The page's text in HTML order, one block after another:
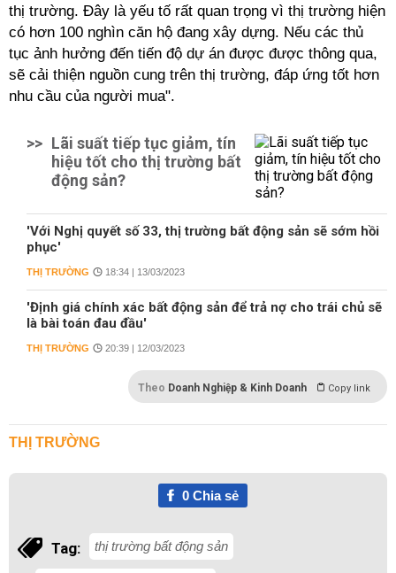
thị trường. Đây là yếu tố rất quan trọng vì thị trường hiện
có hơn 100 nghìn căn hộ đang xây dựng. Nếu các thủ
tục ảnh hưởng đến tiến độ dự án được được thông qua,
sẽ cải thiện nguồn cung trên thị trường, đáp ứng tốt hơn
nhu cầu của người mua".
>> Lãi suất tiếp tục giảm, tín
hiệu tốt cho thị trường bất
động sản?
'Với Nghị quyết số 33, thị trường bất động sản sẽ sớm hồi
phục'
THỊ TRƯỜNG 18:34 | 13/03/2023
'Định giá chính xác bất động sản để trả nợ cho trái chủ sẽ
là bài toán đau đầu'
THỊ TRƯỜNG 20:39 | 12/03/2023
Theo Doanh Nghiệp & Kinh Doanh Copy link
THỊ TRƯỜNG
0Chia sẻ
Tag: thị trường bất động sản